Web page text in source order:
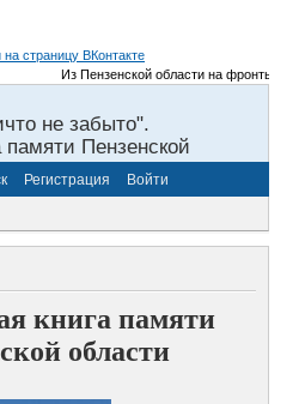
Из Пензенской области на фронты
не забыто".
памяти Пензенской
Регистрация Войти
книга памяти
области